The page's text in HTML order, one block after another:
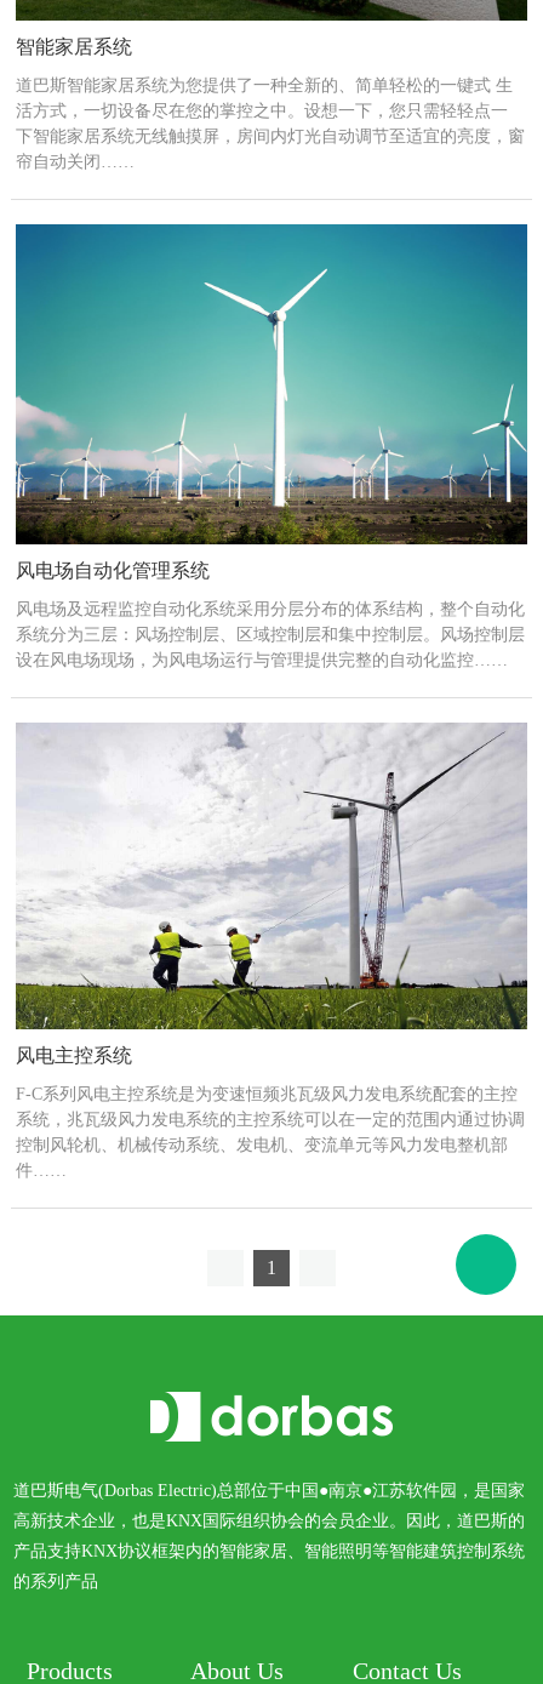
智能家居系统
道巴斯智能家居系统为您提供了一种全新的、简单轻松的一键式 生
活方式，一切设备尽在您的掌控之中。设想一下，您只需轻轻点一
下智能家居系统无线触摸屏，房间内灯光自动调节至适宜的亮度，窗
帘自动关闭……
风电场自动化管理系统
风电场及远程监控自动化系统采用分层分布的体系结构，整个自动化
系统分为三层：风场控制层、区域控制层和集中控制层。风场控制层
设在风电场现场，为风电场运行与管理提供完整的自动化监控……
风电主控系统
F-C系列风电主控系统是为变速恒频兆瓦级风力发电系统配套的主控
系统，兆瓦级风力发电系统的主控系统可以在一定的范围内通过协调
控制风轮机、机械传动系统、发电机、变流单元等风力发电整机部
件……
1
道巴斯电气(Dorbas Electric)总部位于中国●南京●江苏软件园，是国家
高新技术企业，也是KNX国际组织协会的会员企业。因此，道巴斯的
产品支持KNX协议框架内的智能家居、智能照明等智能建筑控制系统
的系列产品
Products About Us Contact Us